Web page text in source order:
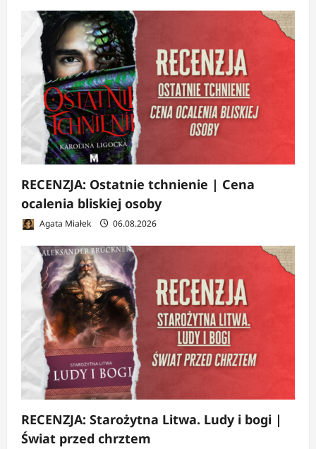
RECENZJA: Ostatnie tchnienie | Cena
ocalenia bliskiej osoby
Agata Miałek 06.08.2026
RECENZJA: Starożytna Litwa. Ludy i bogi |
Świat przed chrztem